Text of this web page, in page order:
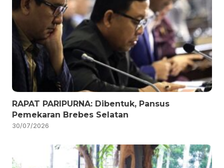
RAPAT PARIPURNA: Dibentuk, Pansus
Pemekaran Brebes Selatan
30/07/2026